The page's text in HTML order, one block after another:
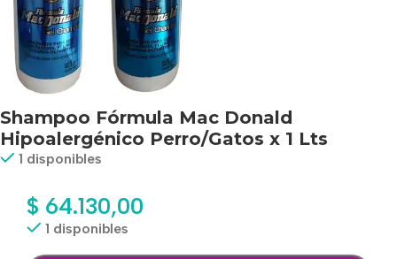
Shampoo Fórmula Mac Donald
Hipoalergénico Perro/Gatos x 1 Lts
1 disponibles
$ 64.130,00
1 disponibles